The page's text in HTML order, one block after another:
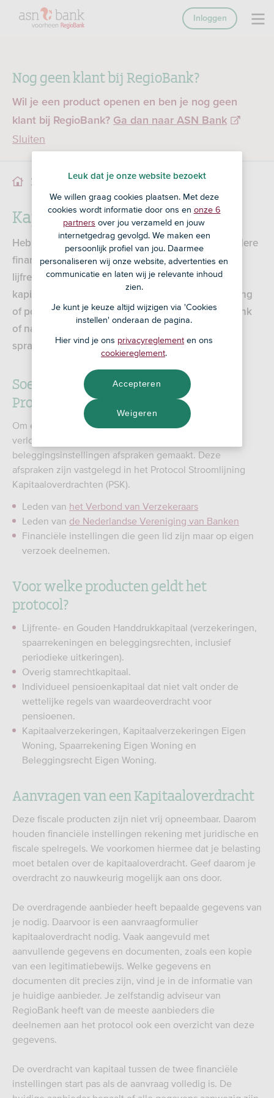
Nog geen klant bij RegioBank?
Wil je een product openen en ben je nog geen
klant bij RegioBank? Ga dan naar ASN Bank
Sluiten
Inloggen
Sparen Kapitaaloverdracht
Kapitaaloverdracht
Heb je in het verleden bij RegioBank of bij een andere
financiële instelling een bestaande
lijfrenteverzekering, kapitaalverzekering of
kapitaalrekening afgesloten? En wil je deze rekening
of polis oversluiten naar een rekening bij RegioBank
of naar een andere financiële instelling? Dan is er
sprake van kapitaaloverdracht.
Soepele overdracht van kapitaal door
Protocol
Om een overdracht van kapitaal vlekkeloos te laten
verlopen hebben verzekeraars, banken en
beleggingsinstellingen afspraken gemaakt. Deze
afspraken zijn vastgelegd in het Protocol Stroomlijning
Kapitaaloverdrachten (PSK).
Leden van het Verbond van Verzekeraars
Leden van de Nederlandse Vereniging van Banken
Financiële instellingen die geen lid zijn maar op eigen
verzoek deelnemen.
Voor welke producten geldt het
protocol?
Lijfrente- en Gouden Handdrukkapitaal (verzekeringen,
spaarrekeningen en beleggingsrechten, inclusief
periodieke uitkeringen).
Overig stamrechtkapitaal.
Individueel pensioenkapitaal dat niet valt onder de
wettelijke regels van waardeoverdracht voor
pensioenen.
Kapitaalverzekeringen, Kapitaalverzekeringen Eigen
Woning, Spaarrekening Eigen Woning en
Beleggingsrecht Eigen Woning.
Aanvragen van een Kapitaaloverdracht
Deze fiscale producten zijn niet vrij opneembaar. Daarom
houden financiële instellingen rekening met juridische en
fiscale spelregels. We voorkomen hiermee dat je belasting
moet betalen over de kapitaaloverdracht. Geef daarom je
overdracht zo nauwkeurig mogelijk aan ons door.
De overdragende aanbieder heeft bepaalde gegevens van
je nodig. Daarvoor is een aanvraagformulier
kapitaaloverdracht nodig. Vaak aangevuld met
aanvullende gegevens en documenten, zoals een kopie
van een legitimatiebewijs. Welke gegevens en
documenten dit precies zijn, vind je in de informatie van
je huidige aanbieder. Je zelfstandig adviseur van
RegioBank heeft van de meeste aanbieders die
deelnemen aan het protocol ook een overzicht van deze
gegevens.
De overdracht van kapitaal tussen de twee financiële
instellingen start pas als de aanvraag volledig is. De
Leuk dat je onze website bezoekt
We willen graag cookies plaatsen. Met deze
cookies wordt informatie door ons en onze 6
partners over jou verzameld en jouw
internetgedrag gevolgd. We maken een
persoonlijk profiel van jou. Daarmee
personaliseren wij onze website, advertenties en
communicatie en laten wij je relevante inhoud
zien.
Je kunt je keuze altijd wijzigen via 'Cookies
instellen' onderaan de pagina.
Hier vind je ons privacyreglement en ons
cookiereglement.
Weigeren
Accepteren